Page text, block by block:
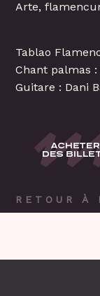
Arte,
Tablao
Chant palmas
Guitare : Dani
RETOUR À